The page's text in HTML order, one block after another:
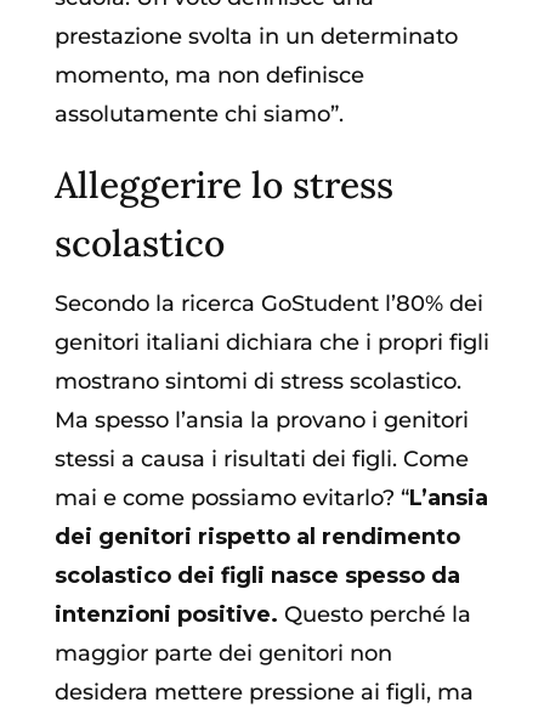
prestazione svolta in un determinato
momento, ma non definisce
assolutamente chi siamo”.
Alleggerire lo stress
scolastico
Secondo la ricerca GoStudent l’80% dei
genitori italiani dichiara che i propri figli
mostrano sintomi di stress scolastico.
Ma spesso l’ansia la provano i genitori
stessi a causa i risultati dei figli. Come
mai e come possiamo evitarlo? “L’ansia
dei genitori rispetto al rendimento
scolastico dei figli nasce spesso da
intenzioni positive. Questo perché la
maggior parte dei genitori non
desidera mettere pressione ai figli, ma